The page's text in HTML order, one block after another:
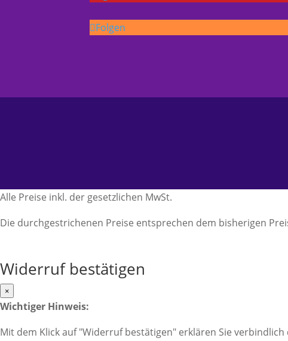
Folgen
Alle Preise inkl. der gesetzlichen MwSt.
Die durchgestrichenen Preise entsprechen dem bisherigen
Widerruf bestätigen
×
Wichtiger Hinweis:
Mit dem Klick auf "Widerruf bestätigen" erklären Sie